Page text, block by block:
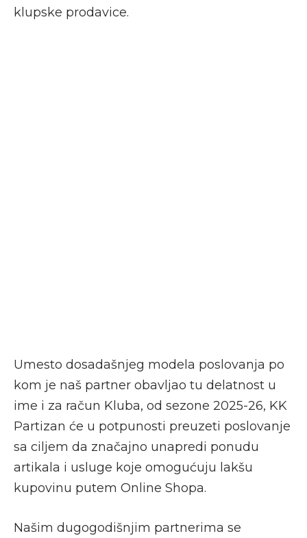
klupske prodavice.
Umesto dosadašnjeg modela poslovanja po
kom je naš partner obavljao tu delatnost u
ime i za račun Kluba, od sezone 2025-26, KK
Partizan će u potpunosti preuzeti poslovanje
sa ciljem da značajno unapredi ponudu
artikala i usluge koje omogućuju lakšu
kupovinu putem Online Shopa.
Našim dugogodišnjim partnerima se